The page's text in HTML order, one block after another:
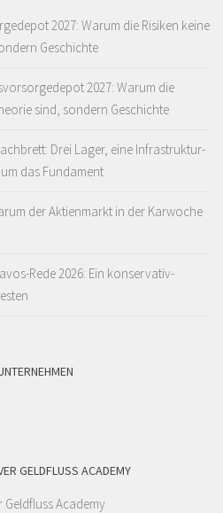
2027: Warum die Risiken keine
Geschichte
2027: Warum die
sind, sondern Geschichte
Drei Lager, eine Infrastruktur-
das Fundament
der Aktienmarkt in der Karwoche
Rede 2026: Ein konservativ-
GELDFLUSS ACADEMY